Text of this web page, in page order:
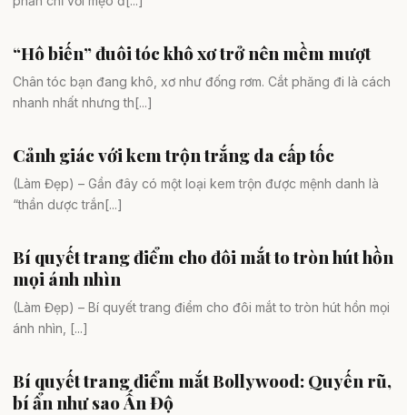
Tóc đẹp
“Hô biến” đuôi tóc khô xơ trở nên mềm mượt
Chân tóc bạn đang khô, xơ như đống rơm. Cắt phăng đi là cách
nhanh nhất nhưng th[...]
Da đẹp
Cảnh giác với kem trộn trắng da cấp tốc
(Làm Đẹp) – Gần đây có một loại kem trộn được mệnh danh là
“thần dược trắn[...]
Da đẹp
Bí quyết trang điểm cho đôi mắt to tròn hút hồn
mọi ánh nhìn
(Làm Đẹp) – Bí quyết trang điểm cho đôi mắt to tròn hút hồn mọi
ánh nhìn, [...]
Da đẹp
Bí quyết trang điểm mắt Bollywood: Quyến rũ,
bí ẩn như sao Ấn Độ